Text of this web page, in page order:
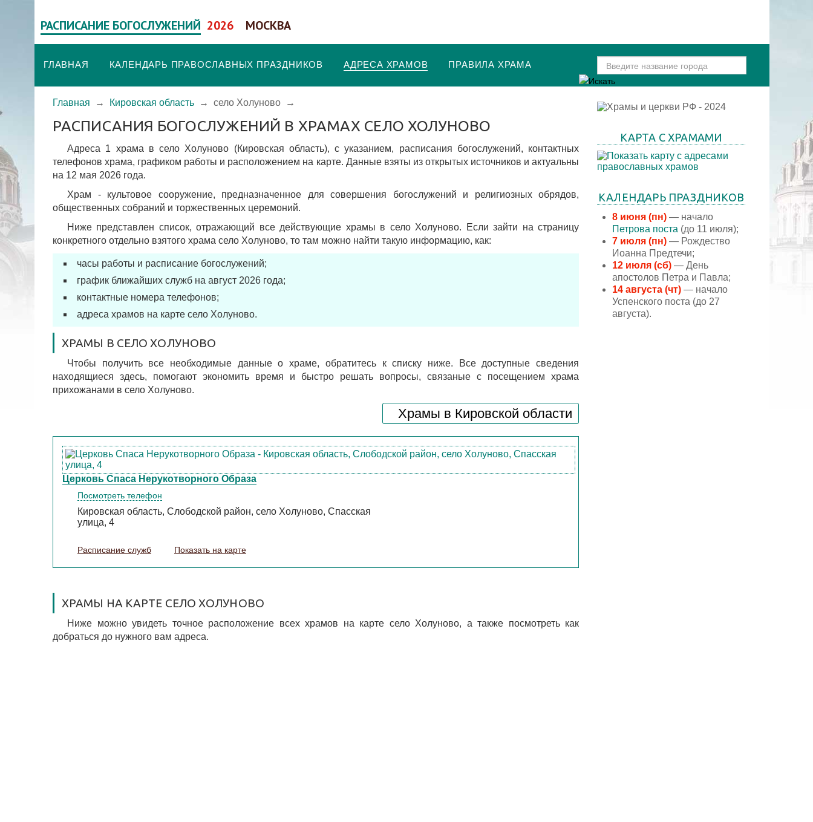
РАСПИСАНИЕ БОГОСЛУЖЕНИЙ 2026 МОСКВА
ГЛАВНАЯ КАЛЕНДАРЬ ПРАВОСЛАВНЫХ ПРАЗДНИКОВ АДРЕСА ХРАМОВ ПРАВИЛА ХРАМА
Главная → Кировская область → село Холуново →
РАСПИСАНИЯ БОГОСЛУЖЕНИЙ В ХРАМАХ СЕЛО ХОЛУНОВО
Адреса 1 храма в село Холуново (Кировская область), c указанием, расписания богослужений, контактных
телефонов храма, графиком работы и расположением на карте. Данные взяты из открытых источников и актуальны
на 12 мая 2026 года.
Храм - культовое сооружение, предназначенное для совершения богослужений и религиозных обрядов,
общественных собраний и торжественных церемоний.
Ниже представлен список, отражающий все действующие храмы в село Холуново. Если зайти на страницу
конкретного отдельно взятого храма село Холуново, то там можно найти такую информацию, как:
часы работы и расписание богослужений;
график ближайших служб на август 2026 года;
контактные номера телефонов;
адреса храмов на карте село Холуново.
ХРАМЫ В СЕЛО ХОЛУНОВО
Чтобы получить все необходимые данные о храме, обратитесь к списку ниже. Все доступные сведения
находящиеся здесь, помогают экономить время и быстро решать вопросы, связаные с посещением храма
прихожанами в село Холуново.
Храмы в Кировской области
Церковь Спаса Нерукотворного Образа
Посмотреть телефон
Кировская область, Слободской район, село Холуново, Спасская
улица, 4
Расписание служб Показать на карте
ХРАМЫ НА КАРТЕ СЕЛО ХОЛУНОВО
Ниже можно увидеть точное расположение всех храмов на карте село Холуново, а также посмотреть как
добраться до нужного вам адреса.
КАРТА С ХРАМАМИ
КАЛЕНДАРЬ ПРАЗДНИКОВ
8 июня (пн) — начало
Петрова поста (до 11 июля);
7 июля (пн) — Рождество
Иоанна Предтечи;
12 июля (сб) — День
апостолов Петра и Павла;
14 августа (чт) — начало
Успенского поста (до 27
августа).